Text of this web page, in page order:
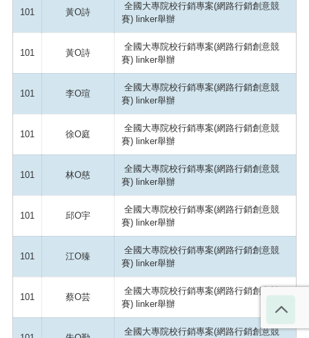
101 黃O詩
全國大專院校行銷專案(網路行銷創意競
賽) linker舉辦
101 黃O詩
全國大專院校行銷專案(網路行銷創意競
賽) linker舉辦
101 李O瑄
全國大專院校行銷專案(網路行銷創意競
賽) linker舉辦
101 徐O庭
全國大專院校行銷專案(網路行銷創意競
賽) linker舉辦
101 林O慈
全國大專院校行銷專案(網路行銷創意競
賽) linker舉辦
101 邱O宇
全國大專院校行銷專案(網路行銷創意競
賽) linker舉辦
101 江O臻
全國大專院校行銷專案(網路行銷創意競
賽) linker舉辦
101 蔡O芸
全國大專院校行銷專案(網路行銷創意競
賽) linker舉辦
全國大專院校行銷專案(網路行銷創意競